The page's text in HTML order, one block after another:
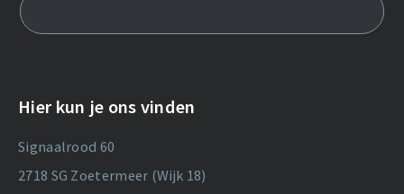
Hier kun je ons vinden
Signaalrood 60
2718 SG Zoetermeer (Wijk 18)